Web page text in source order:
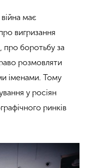
має
вигризання
про боротьбу за
розмовляти
іменами. Тому
у росіян
ринків